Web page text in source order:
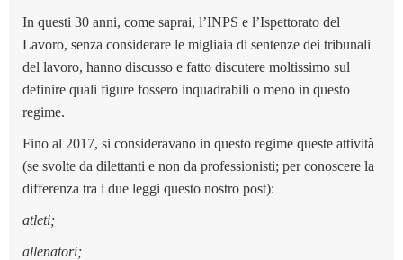
In questi 30 anni, come saprai, l’INPS e l’Ispettorato del
Lavoro, senza considerare le migliaia di sentenze dei tribunali
del lavoro, hanno discusso e fatto discutere moltissimo sul
definire quali figure fossero inquadrabili o meno in questo
regime.
Fino al 2017, si consideravano in questo regime queste attività
(se svolte da dilettanti e non da professionisti; per conoscere la
differenza tra i due leggi questo nostro post):
atleti;
allenatori;